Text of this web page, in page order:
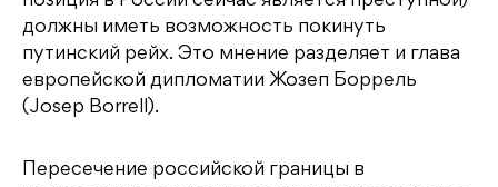
должны иметь возможность покинуть
путинский рейх. Это мнение разделяет и глава
европейской дипломатии Жозеп Боррель
(Josep Borrell).
Пересечение российской границы в